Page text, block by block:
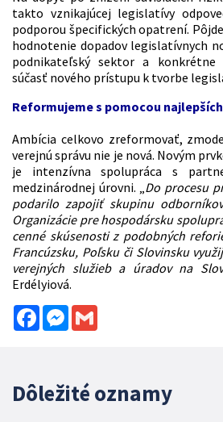
takto vznikajúcej legislatívy
podporou špecifických opatrení.
hodnotenie dopadov legislatívnych
podnikateľský sektor a konkrétne
súčasť nového prístupu k tvorbe
Reformujeme s pomocou
Ambícia celkovo zreformovať,
verejnú správu nie je nová. Novým
je intenzívna spolupráca s
medzinárodnej úrovni. „Do procesu
podarilo zapojiť skupinu
Organizácie pre hospodársku
cenné skúsenosti z podobných
Francúzsku, Poľsku či Slovinsku
verejných služieb a úradov na
Erdélyiová.
FacebookMessenger
Dôležité oznamy